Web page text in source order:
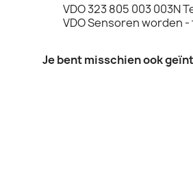
VDO 323 805 003 003N
VDO Sensoren worden
Je bent misschien ook